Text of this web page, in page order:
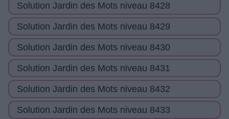
Solution Jardin des Mots niveau 8428
Solution Jardin des Mots niveau 8429
Solution Jardin des Mots niveau 8430
Solution Jardin des Mots niveau 8431
Solution Jardin des Mots niveau 8432
Solution Jardin des Mots niveau 8433